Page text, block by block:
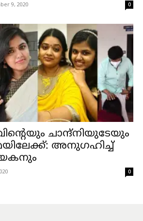
9, 2020 0
ചാന്ദ്‌നിയുടേയും
അനുഗഹിച്ച്
0